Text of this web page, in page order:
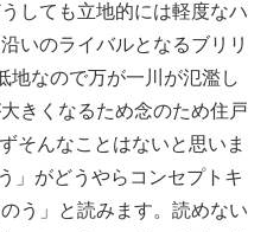
しても立地的には軽度なハ
いのライバルとなるブリリ
地なので万が一川が氾濫し
きくなるため念のため住戸
そんなことはないと思いま
」がどうやらコンセプトキ
う」と読みます。読めない